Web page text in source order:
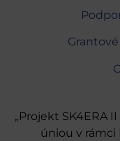
„Projekt SK4ERA
úniou v rámci